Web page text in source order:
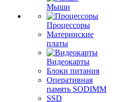
Мыши
Процессоры
Материнские
платы
Видеокарты
Блоки питания
Оперативная
память SODIMM
SSD